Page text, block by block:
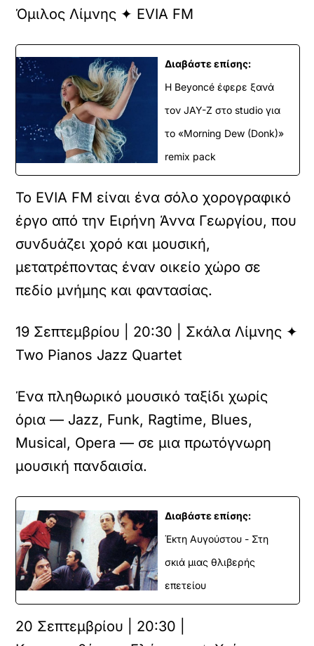
Όμιλος Λίμνης ✦ EVIA FM
Διαβάστε επίσης:
Η Beyoncé έφερε ξανά
τον JAY-Z στο studio για
το «Morning Dew (Donk)»
remix pack
Το EVIA FM είναι ένα σόλο χορογραφικό
έργο από την Ειρήνη Άννα Γεωργίου, που
συνδυάζει χορό και μουσική,
μετατρέποντας έναν οικείο χώρο σε
πεδίο μνήμης και φαντασίας.
19 Σεπτεμβρίου | 20:30 | Σκάλα Λίμνης ✦
Two Pianos Jazz Quartet
Ένα πληθωρικό μουσικό ταξίδι χωρίς
όρια — Jazz, Funk, Ragtime, Blues,
Musical, Opera — σε μια πρωτόγνωρη
μουσική πανδαισία.
Διαβάστε επίσης:
Έκτη Αυγούστου - Στη
σκιά μιας θλιβερής
επετείου
20 Σεπτεμβρίου | 20:30 |